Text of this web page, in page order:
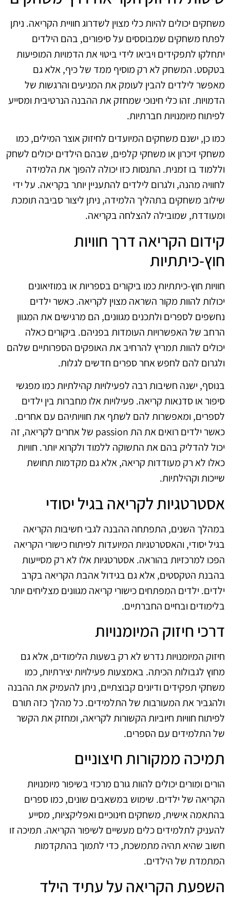
משחקים יכולים להיות כלי מצוין לשדרוג חוויית הקריאה. ניתן
לפתח משחקים שמבוססים על סיפורים, בהם הילדים
יתחלקו לתפקידים ויביאו לידי ביטוי את הדמויות המופיעות
בטקסט. המשחק לא רק מוסיף ממד של כיף, אלא גם
מאפשר לילדים להבין לעומק את המניעים והרגשות של
הדמויות. זהו כלי חינוכי שמחזק את ההבנה הנרטיבית ומסייע
לפיתוח מיומנויות חברתיות.
כמו כן, ישנם משחקים המיועדים לחיזוק אוצר המילים, כמו
משחקי זיכרון או משחקי קלפים, שבהם הילדים יכולים לשחק
וללמוד בו זמנית. התנסות כזו יכולה להפוך את הלמידה
לחוויה מהנה, ולגרום לילדים להתעניין יותר בקריאה. על ידי
שילוב משחקים בתהליך הלמידה, ניתן ליצור סביבה תומכת
ומעודדת, שמובילה להצלחה בקריאה.
קידום הקריאה דרך חוויות
חוץ-כיתתיות
חוויות חוץ-כיתתיות כמו ביקורים בספריות או במוזיאונים
יכולות להוות מקור השראה מצוין לקריאה. כאשר ילדים
נחשפים לספרים ולתכנים מגוונים, הם מרגישים את המגוון
הרחב של האפשרויות העומדות בפניהם. ביקורים כאלה
יכולים להוות תמריץ להרחיב את האופקים הספרותיים שלהם
ולגרום להם לחפש אחר ספרים חדשים לגלות.
בנוסף, ישנה חשיבות רבה לפעילויות קהילתיות כמו מפגשי
סיפור או סדנאות קריאה. פעילויות אלו מחברות בין ילדים
לספרים, ומאפשרות להם לשתף את חוויותיהם עם אחרים.
כאשר ילדים רואים את הת passion של אחרים לקריאה, זה
יכול להדליק בהם את התשוקה ללמוד ולקרוא יותר. חוויות
כאלו לא רק מעודדות קריאה, אלא גם מקדמות תחושת
שייכות וקהילתיות.
אסטרטגיות לקריאה בגיל יסודי
במהלך השנים, התפתחה ההבנה לגבי חשיבות הקריאה
בגיל יסודי, והאסטרטגיות המיועדות לפיתוח כישורי הקריאה
הפכו למרכזיות בהוראה. אסטרטגיות אלו לא רק מסייעות
בהבנת הטקסטים, אלא גם בגידול אהבת הקריאה בקרב
ילדים. ילדים המפתחים כישורי קריאה מגוונים מצליחים יותר
בלימודים ובחיים החברתיים.
דרכי חיזוק המיומנויות
חיזוק המיומנויות נדרש לא רק בשעות הלימודים, אלא גם
מחוץ לגבולות הכיתה. באמצעות פעילויות יצירתיות, כמו
משחקי תפקידים ודיונים קבוצתיים, ניתן להעמיק את ההבנה
ולהגביר את המעורבות של התלמידים. כל מהלך כזה תורם
לפיתוח חוויות חיוביות הקשורות לקריאה, ומחזק את הקשר
של התלמידים עם הספרים.
תמיכה ממקורות חיצוניים
הורים ומורים יכולים להוות גורם מרכזי בשיפור מיומנויות
הקריאה של ילדים. שימוש במשאבים שונים, כמו ספרים
בהתאמה אישית, משחקים חינוכיים ואפליקציות, מסייע
להעניק לתלמידים כלים מעשיים לשיפור הקריאה. תמיכה זו
חשוב שהיא תהיה מתמשכת, כדי לתמוך בהתקדמות
המתמדת של הילדים.
השפעת הקריאה על עתיד הילד